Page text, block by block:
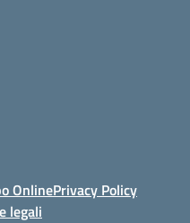
OnlinePrivacy Policy
legali